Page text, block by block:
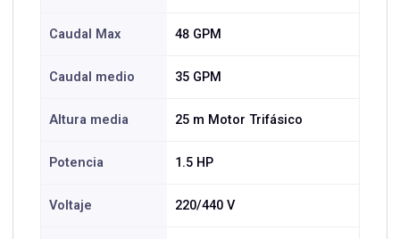
Caudal Max 48 GPM
Caudal medio 35 GPM
Altura media 25 m Motor Trifásico
Potencia 1.5 HP
Voltaje 220/440 V